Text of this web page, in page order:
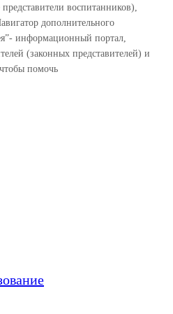
воспитанников),
дополнительного
информационный портал,
(законных представителей) и
помочь